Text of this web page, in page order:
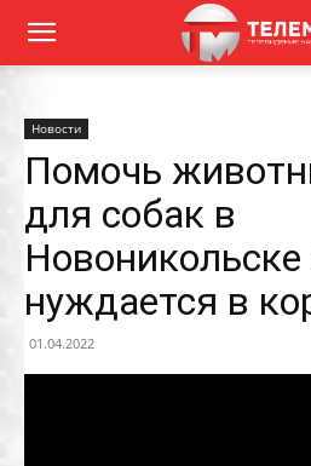
Новости
Помочь
для собак в
Новоникольске
нуждается в
01.04.2022